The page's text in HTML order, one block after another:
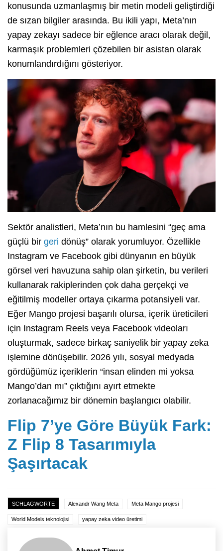
konusunda uzmanlaşmış bir metin modeli geliştirdiği
de sızan bilgiler arasında. Bu ikili yapı, Meta’nın
yapay zekayı sadece bir eğlence aracı olarak değil,
karmaşık problemleri çözebilen bir asistan olarak
konumlandırdığını gösteriyor.
Sektör analistleri, Meta’nın bu hamlesini “geç ama
güçlü bir geri dönüş” olarak yorumluyor. Özellikle
Instagram ve Facebook gibi dünyanın en büyük
görsel veri havuzuna sahip olan şirketin, bu verileri
kullanarak rakiplerinden çok daha gerçekçi ve
eğitilmiş modeller ortaya çıkarma potansiyeli var.
Eğer Mango projesi başarılı olursa, içerik üreticileri
için Instagram Reels veya Facebook videoları
oluşturmak, sadece birkaç saniyelik bir yapay zeka
işlemine dönüşebilir. 2026 yılı, sosyal medyada
gördüğümüz içeriklerin “insan elinden mi yoksa
Mango’dan mı” çıktığını ayırt etmekte
zorlanacağımız bir dönemin başlangıcı olabilir.
Flip 7’ye Göre Büyük Fark:
Z Flip 8 Tasarımıyla
Şaşırtacak
SCHLAGWORTE Alexandr Wang Meta Meta Mango projesi
World Models teknolojisi yapay zeka video üretimi